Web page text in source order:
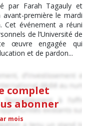
par Farah Tagauly et
première le mardi
Cet événement a réuni
de l’Université de
œuvre engagée qui
et de pardon...
complet
abonner
mois